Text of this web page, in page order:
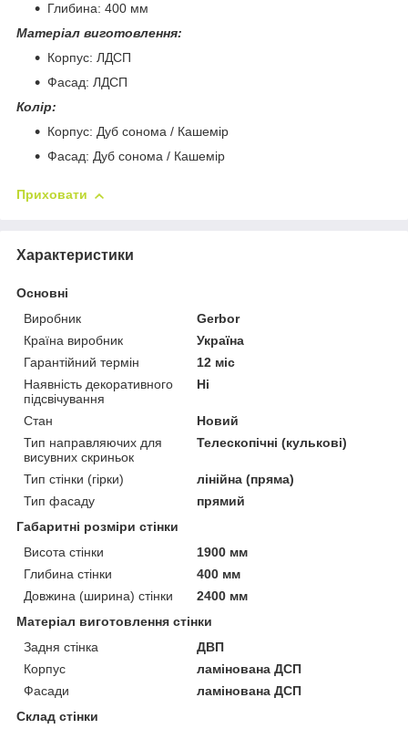
Глибина: 400 мм
Матеріал виготовлення:
Корпус: ЛДСП
Фасад: ЛДСП
Колір:
Корпус: Дуб сонома / Кашемір
Фасад: Дуб сонома / Кашемір
Приховати
Характеристики
Основні
Виробник
Gerbor
Країна виробник
Україна
Гарантійний термін
12 міс
Наявність декоративного
підсвічування
Ні
Стан
Новий
Тип направляючих для
висувних скриньок
Телескопічні (кулькові)
Тип стінки (гірки)
лінійна (пряма)
Тип фасаду
прямий
Габаритні розміри стінки
Висота стінки
1900 мм
Глибина стінки
400 мм
Довжина (ширина) стінки
2400 мм
Матеріал виготовлення стінки
Задня стінка
ДВП
Корпус
ламінована ДСП
Фасади
ламінована ДСП
Склад стінки